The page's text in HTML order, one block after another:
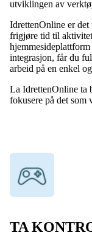
utviklingen av
IdrettenOnline er
frigjøre tid til
integrasjon, får du
arbeid på en enkel
La IdrettenOnline ta
fokusere på det som
TA